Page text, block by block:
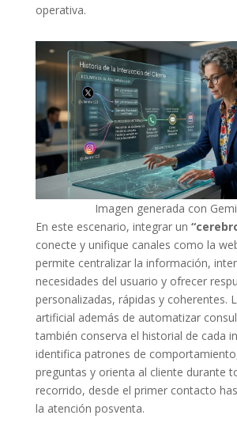
operativa.
Imagen generada con
En este escenario, integrar un
conecte y unifique canales como la
permite centralizar la información,
necesidades del usuario y ofrecer
personalizadas, rápidas y coherentes.
artificial además de automatizar
también conserva el historial de cada
identifica patrones de
preguntas y orienta al cliente durante
recorrido, desde el primer contacto
la atención posventa.